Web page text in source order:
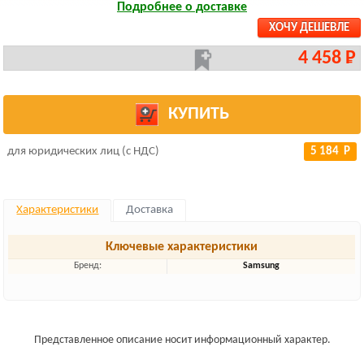
Подробнее о доставке
ХОЧУ ДЕШЕВЛЕ
4 458 Р
КУПИТЬ
для юридических лиц (с НДС) 5 184 Р
Характеристики Доставка
Ключевые характеристики
Бренд: Samsung
Представленное описание носит информационный характер.